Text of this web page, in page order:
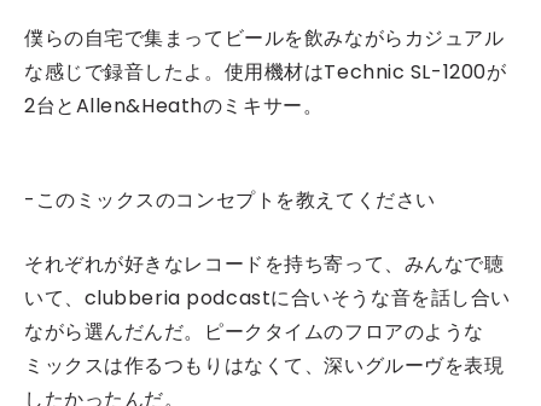
僕らの自宅で集まってビールを飲みながらカジュアル
な感じで録音したよ。使用機材はTechnic SL-1200が
2台とAllen&Heathのミキサー。
-このミックスのコンセプトを教えてください
それぞれが好きなレコードを持ち寄って、みんなで聴
いて、clubberia podcastに合いそうな音を話し合い
ながら選んだんだ。ピークタイムのフロアのような
ミックスは作るつもりはなくて、深いグルーヴを表現
したかったんだ。